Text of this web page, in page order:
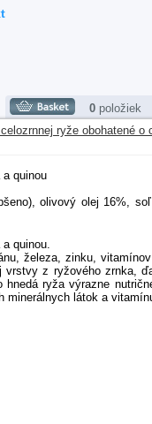
0 položiek
ryže obohatené o
quinou
olivový olej 16%, soľ
quinou.
železa, zinku, vitamínov
vrstvy z ryžového zrnka,
ryža výrazne
minerálnych látok a